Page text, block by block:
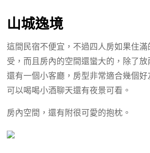
山城逸境
這間民宿不便宜，不過四人房如果住滿
受，而且房內的空間還蠻大的，除了
還有一個小客廳，房型非常適合幾個好
可以喝喝小酒聊天還有夜景可看。
房內空間，還有附很可愛的抱枕。